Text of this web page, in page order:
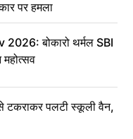
पर हमला
बोकारो थर्मल SBI
टकराकर पलटी स्कूली वैन,